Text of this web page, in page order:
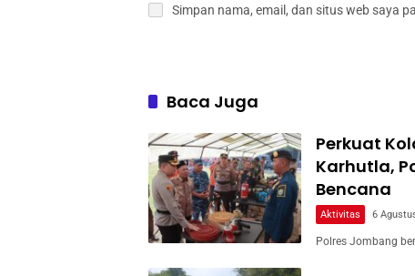
Simpan nama, email, dan situs web saya
Baca Juga
Perkuat
Karhutla,
Bencana
Aktivitas 6
Polres Jombang